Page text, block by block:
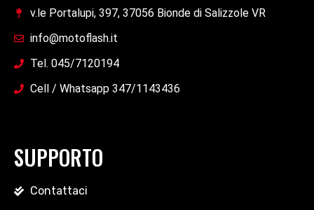
v.le Portalupi, 397, 37056 Bionde di Salizzole VR
info@motoflash.it
Tel. 045/7120194
Cell / Whatsapp 347/1143436
SUPPORTO
Contattaci